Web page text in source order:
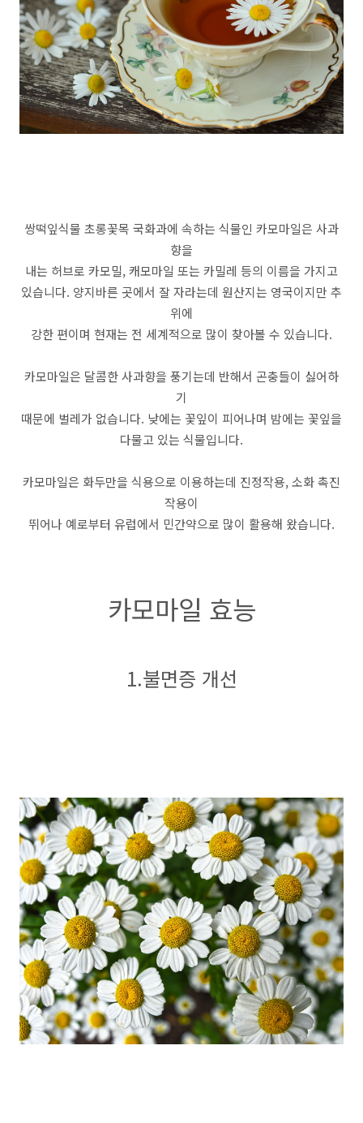
쌍떡잎식물 초롱꽃목 국화과에 속하는 식물인 카모마일은 사과
향을
내는 허브로 카모밀, 캐모마일 또는 카밀레 등의 이름을 가지고
있습니다. 양지바른 곳에서 잘 자라는데 원산지는 영국이지만 추
위에
강한 편이며 현재는 전 세계적으로 많이 찾아볼 수 있습니다.
카모마일은 달콤한 사과향을 풍기는데 반해서 곤충들이 싫어하
기
때문에 벌레가 없습니다. 낮에는 꽃잎이 피어나며 밤에는 꽃잎을
다물고 있는 식물입니다.
카모마일은 화두만을 식용으로 이용하는데 진정작용, 소화 촉진
작용이
뛰어나 예로부터 유럽에서 민간약으로 많이 활용해 왔습니다.
카모마일 효능
1.불면증 개선